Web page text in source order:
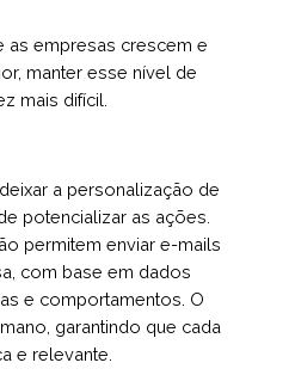
as empresas crescem e
manter esse nível de
mais difícil.
a personalização de
potencializar as ações.
permitem enviar e-mails
com base em dados
e comportamentos. O
garantindo que cada
e relevante.